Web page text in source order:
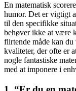
En matematisk
humor. Det er vigtigt
til den specifikke
behøver ikke at være
flirtende måde kan
kvaliteter, der ofte er
nogle fantastiske
med at imponere i